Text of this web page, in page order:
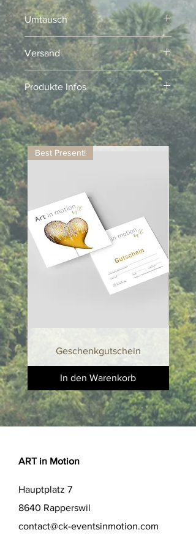
Umtausch
Kein Umtausch!
Versand
Versand innert 3-5 Werktage
Produkte Infos
Alle Repliken der Elephant Parade
werden in Chiang Mai, Thailand,
sorgfältig von Hand gefertigt und sind
numeriert und limitiert. Aufgrund ihrer
handgefertigten Natur ist jedes Stück
variieren. Unter dem Fuss und im
beigelegten Echtheitzertifikat ist die
jeweilige Nummer und maximale
Anzahl angegeben.
Handgefertigte Elefanten Skulptur aus
Kunstharz. Nur trocken reinigen
(Staubwedel oder Microfasertuch ).
Handgefertigte Elefanten Skulptur aus
Kunstharz. Nur trocken reinigen
(Staubwedel oder Microfasertuch).
Best Present!
Geschenkgutschein
In den Warenkorb
ART in Motion
Hauptplatz 7
8640 Rapperswil
contact@ck-eventsinmotion.com